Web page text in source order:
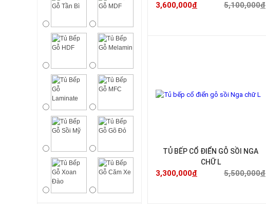
3,600,000đ 5,100,000đ
TỦ BẾP CỔ ĐIỂN GỖ SỒI NGA
CHỮ L
3,300,000đ 5,500,000đ